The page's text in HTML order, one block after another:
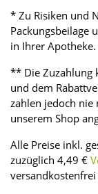
* Zu Risiken und
Packungsbeilage
in Ihrer Apotheke.
** Die Zuzahlung
und dem
zahlen jedoch
unserem Shop
Alle Preise inkl.
zuzüglich 4,49 €